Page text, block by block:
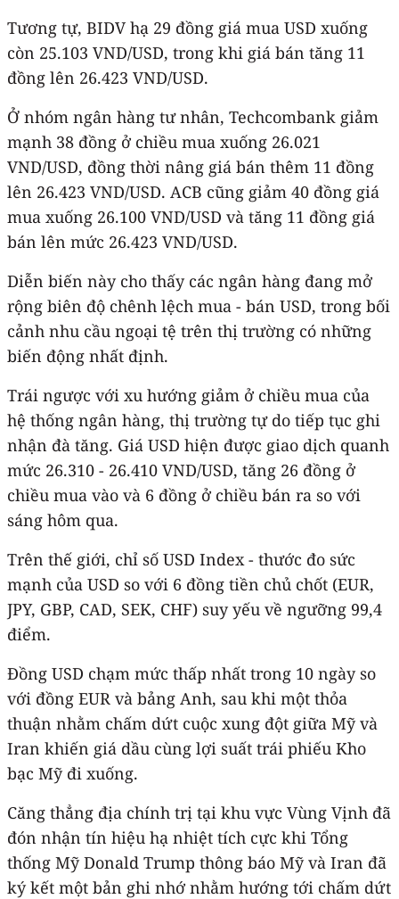
Tương tự, BIDV hạ 29 đồng giá mua USD xuống
còn 25.103 VND/USD, trong khi giá bán tăng 11
đồng lên 26.423 VND/USD.
Ở nhóm ngân hàng tư nhân, Techcombank giảm
mạnh 38 đồng ở chiều mua xuống 26.021
VND/USD, đồng thời nâng giá bán thêm 11 đồng
lên 26.423 VND/USD. ACB cũng giảm 40 đồng giá
mua xuống 26.100 VND/USD và tăng 11 đồng giá
bán lên mức 26.423 VND/USD.
Diễn biến này cho thấy các ngân hàng đang mở
rộng biên độ chênh lệch mua - bán USD, trong bối
cảnh nhu cầu ngoại tệ trên thị trường có những
biến động nhất định.
Trái ngược với xu hướng giảm ở chiều mua của
hệ thống ngân hàng, thị trường tự do tiếp tục ghi
nhận đà tăng. Giá USD hiện được giao dịch quanh
mức 26.310 - 26.410 VND/USD, tăng 26 đồng ở
chiều mua vào và 6 đồng ở chiều bán ra so với
sáng hôm qua.
Trên thế giới, chỉ số USD Index - thước đo sức
mạnh của USD so với 6 đồng tiền chủ chốt (EUR,
JPY, GBP, CAD, SEK, CHF) suy yếu về ngưỡng 99,4
điểm.
Đồng USD chạm mức thấp nhất trong 10 ngày so
với đồng EUR và bảng Anh, sau khi một thỏa
thuận nhằm chấm dứt cuộc xung đột giữa Mỹ và
Iran khiến giá dầu cùng lợi suất trái phiếu Kho
bạc Mỹ đi xuống.
Căng thẳng địa chính trị tại khu vực Vùng Vịnh đã
đón nhận tín hiệu hạ nhiệt tích cực khi Tổng
thống Mỹ Donald Trump thông báo Mỹ và Iran đã
ký kết một bản ghi nhớ nhằm hướng tới chấm dứt